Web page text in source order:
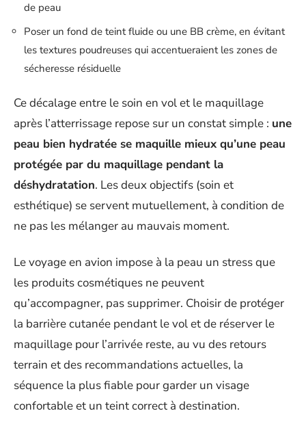
de peau
Poser un fond de teint fluide ou une BB crème, en évitant
les textures poudreuses qui accentueraient les zones de
sécheresse résiduelle
Ce décalage entre le soin en vol et le maquillage
après l’atterrissage repose sur un constat simple : une
peau bien hydratée se maquille mieux qu’une peau
protégée par du maquillage pendant la
déshydratation. Les deux objectifs (soin et
esthétique) se servent mutuellement, à condition de
ne pas les mélanger au mauvais moment.
Le voyage en avion impose à la peau un stress que
les produits cosmétiques ne peuvent
qu’accompagner, pas supprimer. Choisir de protéger
la barrière cutanée pendant le vol et de réserver le
maquillage pour l’arrivée reste, au vu des retours
terrain et des recommandations actuelles, la
séquence la plus fiable pour garder un visage
confortable et un teint correct à destination.